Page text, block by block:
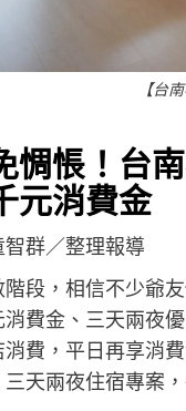
【台
惆悵！ 台
元消費金
群／整理報導
段，相信不少爺
費金、三天兩夜
費，平日再享消
天兩夜住宿專案